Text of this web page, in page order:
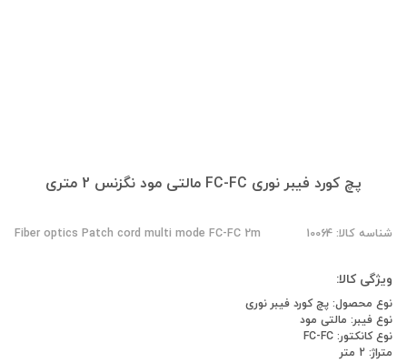
پچ کورد فیبر نوری FC-FC مالتی مود نگزنس 2 متری
شناسه کالا: 10064 Fiber optics Patch cord multi mode FC-FC 2m
ویژگی کالا:
نوع محصول: پچ کورد فیبر نوری
نوع فیبر: مالتی مود
نوع کانکتور: FC-FC
متراژ: 2 متر